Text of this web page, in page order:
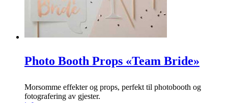
Photo Booth Props «Team Bride»
Morsomme effekter og props, perfekt til photobooth og
fotografering av gjester.